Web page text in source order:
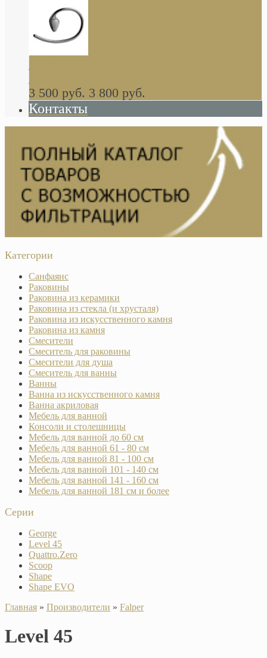
Khala Colombo аксессуары (серия) В
НАЛИЧИИ
3 500 руб. 3 800 руб.
Контакты
Категории
Санфаянс
Раковины
Раковина из керамики
Раковина из стекла (и хрусталя)
Раковина из искусственного камня
Раковина из камня
Смесители
Смеситель для раковины
Смесители для душа
Смеситель для ванны
Ванны
Ванна из искусственного камня
Ванна акриловая
Мебель для ванной
Консоли и столешницы
Мебель для ванной до 60 см
Мебель для ванной 61 - 80 см
Мебель для ванной 81 - 100 см
Мебель для ванной 101 - 140 см
Мебель для ванной 141 - 160 см
Мебель для ванной 181 см и более
Серии
George
Level 45
Quattro.Zero
Scoop
Shape
Shape EVO
Главная » Производители » Falper
Level 45